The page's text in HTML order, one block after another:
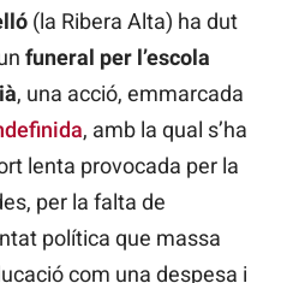
(la Ribera Alta) ha dut
funeral per l’escola
, una acció, emmarcada
, amb la qual s’ha
lenta provocada per la
per la falta de
política que massa
com una despesa i